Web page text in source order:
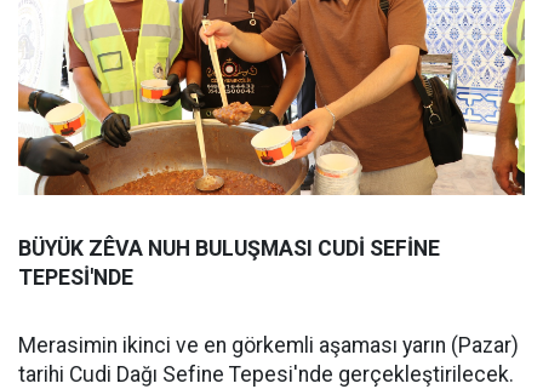
BÜYÜK ZÊVA NUH BULUŞMASI CUDİ SEFİNE
TEPESİ'NDE
Merasimin ikinci ve en görkemli aşaması yarın (Pazar)
tarihi Cudi Dağı Sefine Tepesi'nde gerçekleştirilecek.